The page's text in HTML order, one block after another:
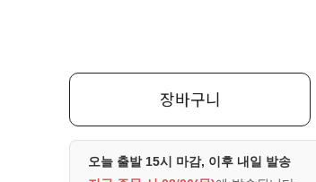
장바구니
오늘 출발 15시 마감, 이후 내일 발송